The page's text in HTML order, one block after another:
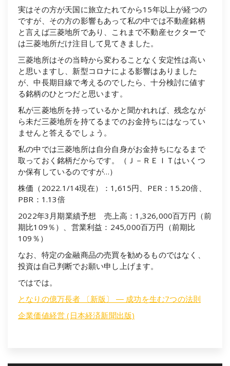
実はその方が天国に旅立たれてから15年以上が経つの
ですが、その方の影響もあって私の中では不動産銘柄
と言えば三菱地所であり、これまで不動産セクターで
は三菱地所だけ注目して見てきました。
三菱地所はその当時から変わることなく安定性は高い
と思いますし、新型コロナによる影響はありました
が、中長期目線で考えるのでしたら、十分検討に値す
る銘柄のひとつだと思います。
私が三菱地所を持っているかと聞かれれば、残念なが
ら未だ三菱地所を持てるまでのお金持ちにはなってい
ませんと答えるでしょう。
私の中では三菱地所は自分自身がお金持ちになるまで
取っておく銘柄だからです。（Ｊ－ＲＥＩＴはいくつ
か保有しているのですが…）
株価（2022.1/14現在）：1,615円、PER：15.20倍、
PBR：1.13倍
2022年3月期業績予想 売上高：1,326,000百万円（前
期比109％）、営業利益：245,000百万円（前期比
109％）
なお、特定の金融商品の売買を勧めるものではなく、
投資は自己判断でお願い申し上げます。
ではでは。
となりの億万長者 〔新版〕 ― 成功を生む7つの法則
企業価値経営 (日本経済新聞出版)